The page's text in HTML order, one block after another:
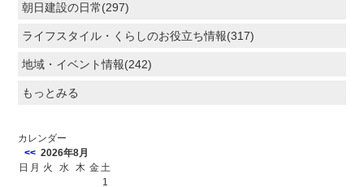
朝日建設の日常(297)
ライフスタイル・くらしのお役立ち情報(317)
地域・イベント情報(242)
もっとみる
カレンダー
<< 2026年8月
日 月 火 水 木 金土
1